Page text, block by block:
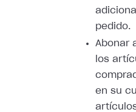
pedido.
Abonar
los
en su